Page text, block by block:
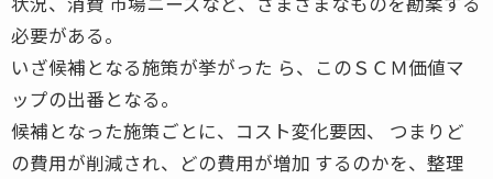
必要がある。
いざ候補となる施策が挙がった ら、このＳＣＭ価値マ
ップの出番となる。
候補となった施策ごとに、コスト変化要因、 つまりど
の費用が削減され、どの費用が増加 するのかを、整理